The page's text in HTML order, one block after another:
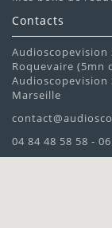
Contacts
Audioscopevision
Roquevaire (5mn
Audioscopevision
Marseille
04 84 48 58 58 -